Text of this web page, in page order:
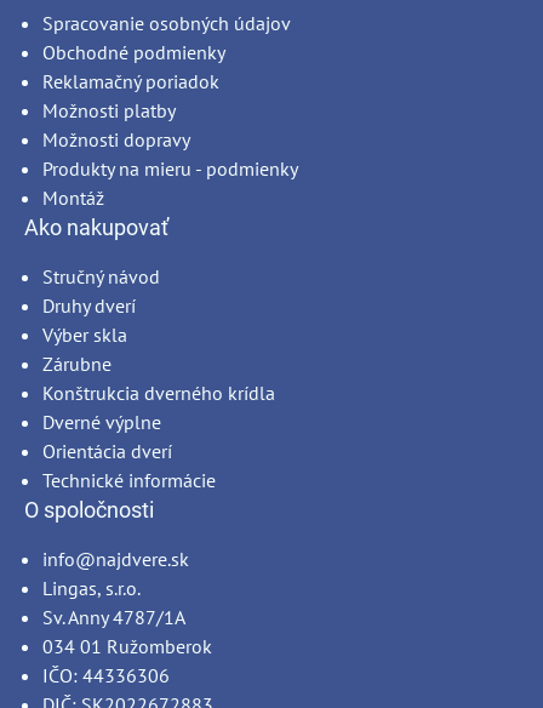
Spracovanie osobných údajov
Obchodné podmienky
Reklamačný poriadok
Možnosti platby
Možnosti dopravy
Produkty na mieru - podmienky
Montáž
Ako nakupovať
Stručný návod
Druhy dverí
Výber skla
Zárubne
Konštrukcia dverného krídla
Dverné výplne
Orientácia dverí
Technické informácie
O spoločnosti
info@najdvere.sk
Lingas, s.r.o.
Sv. Anny 4787/1A
034 01 Ružomberok
IČO: 44336306